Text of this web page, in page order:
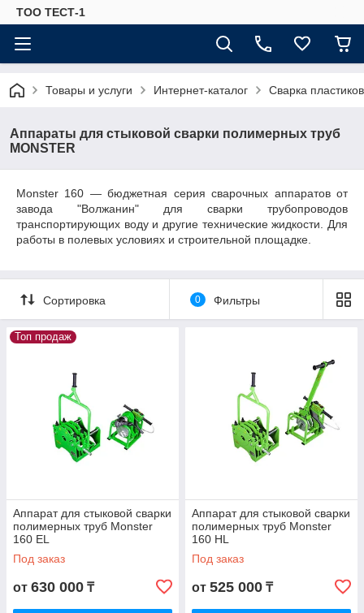
ТОО ТЕСТ-1
Товары и услуги Интернет-каталог Сварка
Аппараты для стыковой сварки полимерных труб
MONSTER
Monster 160 — бюджетная серия сварочных аппаратов от
завода "Волжанин" для сварки трубопроводов
транспортирующих воду и другие технические жидкости. Для
работы в полевых условиях и строительной площадке.
Сортировка 0 Фильтры
Топ продаж
Аппарат для стыковой сварки
полимерных труб Monster
160 EL
Под заказ
от 630 000 ₸
Аппарат для стыковой сварки
полимерных труб Monster
160 HL
Под заказ
от 525 000 ₸